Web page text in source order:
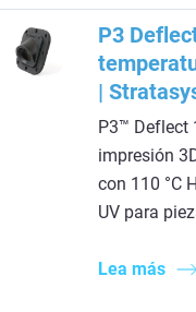
P3
|
P3™ Deflect
impresión
con 110 °C
UV para
Lea más